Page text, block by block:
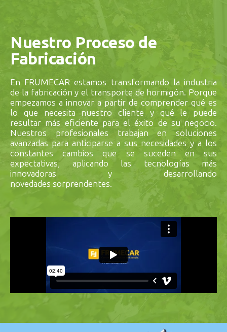
Nuestro Proceso de
Fabricación
En FRUMECAR estamos transformando la industria
de la fabricación y el transporte de hormigón. Porque
empezamos a innovar a partir de comprender qué es
lo que necesita nuestro cliente y qué le puede
resultar más eficiente para el éxito de su negocio.
Nuestros profesionales trabajan en soluciones
avanzadas para anticiparse a sus necesidades y a los
constantes cambios que se suceden en sus
expectativas, aplicando las tecnologías más
innovadoras y desarrollando
novedades sorprendentes.